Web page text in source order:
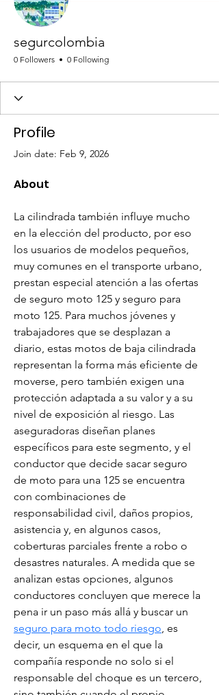
segurcolombia
0 Followers 0 Following
Profile
Join date: Feb 9, 2026
About
La cilindrada también influye mucho
en la elección del producto, por eso
los usuarios de modelos pequeños,
muy comunes en el transporte urbano,
prestan especial atención a las ofertas
de seguro moto 125 y seguro para
moto 125. Para muchos jóvenes y
trabajadores que se desplazan a
diario, estas motos de baja cilindrada
representan la forma más eficiente de
moverse, pero también exigen una
protección adaptada a su valor y a su
nivel de exposición al riesgo. Las
aseguradoras diseñan planes
específicos para este segmento, y el
conductor que decide sacar seguro
de moto para una 125 se encuentra
con combinaciones de
responsabilidad civil, daños propios,
asistencia y, en algunos casos,
coberturas parciales frente a robo o
desastres naturales. A medida que se
analizan estas opciones, algunos
conductores concluyen que merece la
pena ir un paso más allá y buscar un
seguro para moto todo riesgo, es
decir, un esquema en el que la
compañía responde no solo si el
responsable del choque es un tercero,